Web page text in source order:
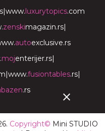
|www.luxurytopics.com
zenskimagazin.rs|
autoexclusive.rs
mojenterijer.rs|
|www.fusiontables.rs|
.rs
Copyright© Mini STUDIO